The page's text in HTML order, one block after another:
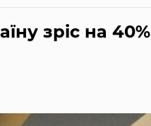
зріс на 40%